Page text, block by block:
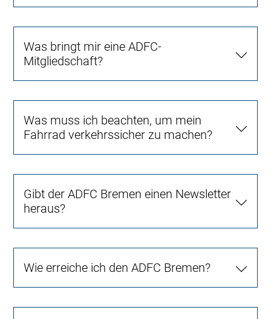
Was bringt mir eine ADFC-
Mitgliedschaft?
Was muss ich beachten, um mein
Fahrrad verkehrssicher zu machen?
Gibt der ADFC Bremen einen Newsletter
heraus?
Wie erreiche ich den ADFC Bremen?